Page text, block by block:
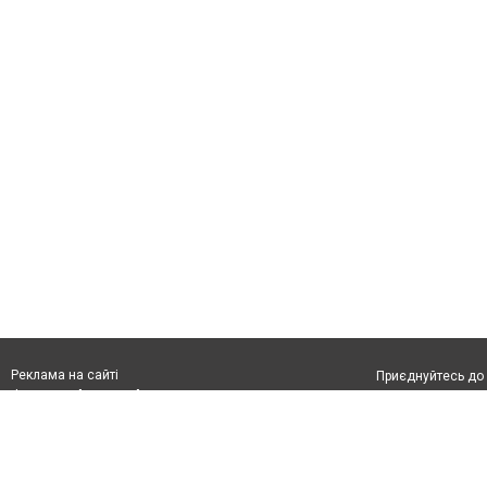
Реклама на сайті
Франшиза "CitySites"
Приєднуйтесь до